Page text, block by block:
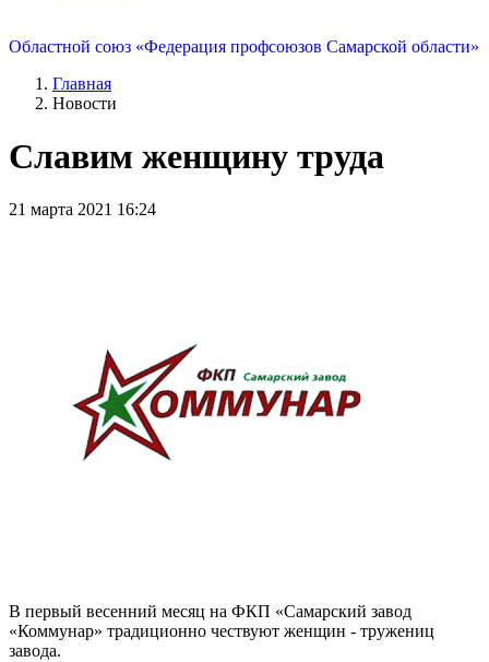
Областной союз «Федерация профсоюзов Самарской области»
Главная
Новости
Славим женщину труда
21 марта 2021 16:24
В первый весенний месяц на ФКП «Самарский завод
«Коммунар» традиционно чествуют женщин - тружениц
завода.